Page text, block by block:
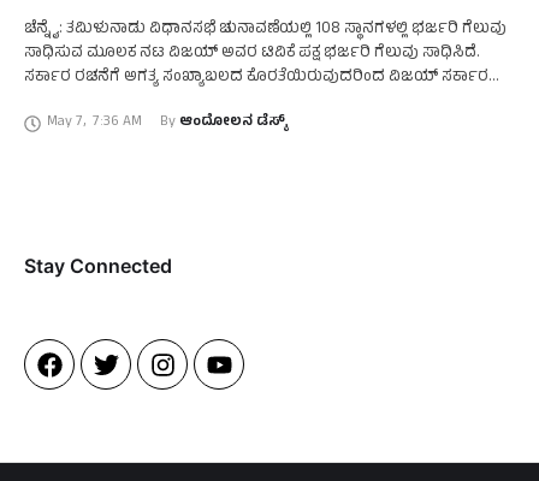
ಚೆನ್ನೈ: ತಮಿಳುನಾಡು ವಿಧಾನಸಭೆ ಚುನಾವಣೆಯಲ್ಲಿ 108 ಸ್ಥಾನಗಳಲ್ಲಿ ಭರ್ಜರಿ ಗೆಲುವು
ಸಾಧಿಸುವ ಮೂಲಕ ನಟ ವಿಜಯ್‌ ಅವರ ಟಿವಿಕೆ ಪಕ್ಷ ಭರ್ಜರಿ ಗೆಲುವು ಸಾಧಿಸಿದೆ.
ಸರ್ಕಾರ ರಚನೆಗೆ ಅಗತ್ಯ ಸಂಖ್ಯಾಬಲದ ಕೊರತೆಯಿರುವುದರಿಂದ ವಿಜಯ್‌ ಸರ್ಕಾರ
May 7, 7:36 AM By ಆಂದೋಲನ ಡೆಸ್ಕ್
Stay Connected​